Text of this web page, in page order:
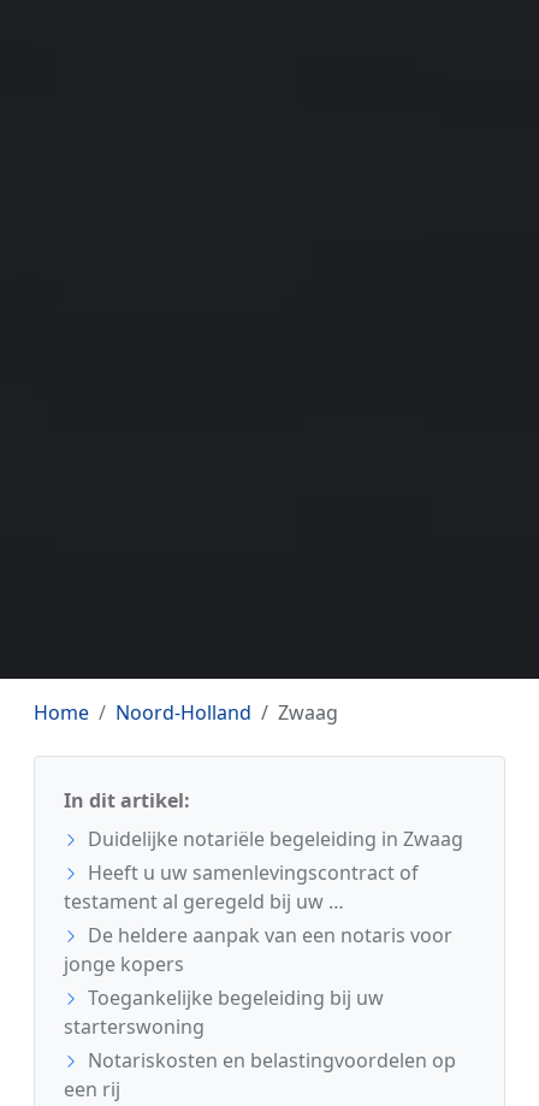
Home Noord-Holland Zwaag
In dit artikel:
Duidelijke notariële begeleiding in Zwaag
Heeft u uw samenlevingscontract of
testament al geregeld bij uw …
De heldere aanpak van een notaris voor
jonge kopers
Toegankelijke begeleiding bij uw
starterswoning
Notariskosten en belastingvoordelen op
een rij